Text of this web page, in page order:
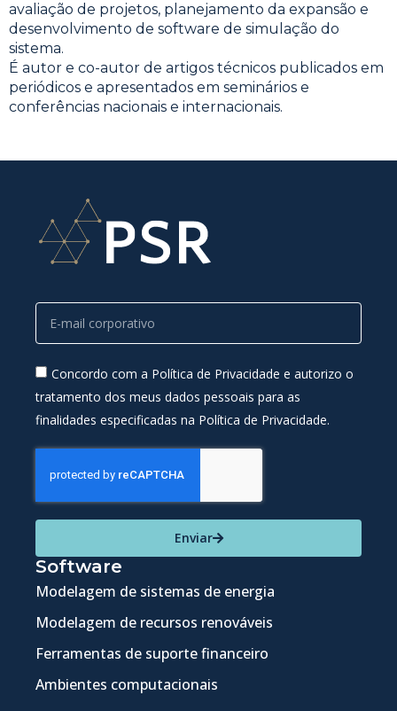
avaliação de projetos, planejamento da expansão e
desenvolvimento de software de simulação do
sistema.
É autor e co-autor de artigos técnicos publicados em
periódicos e apresentados em seminários e
conferências nacionais e internacionais.
Concordo com a Política de Privacidade e autorizo o
tratamento dos meus dados pessoais para as
finalidades especificadas na Política de Privacidade.
Enviar
Software
Modelagem de sistemas de energia
Modelagem de recursos renováveis
Ferramentas de suporte financeiro
Ambientes computacionais